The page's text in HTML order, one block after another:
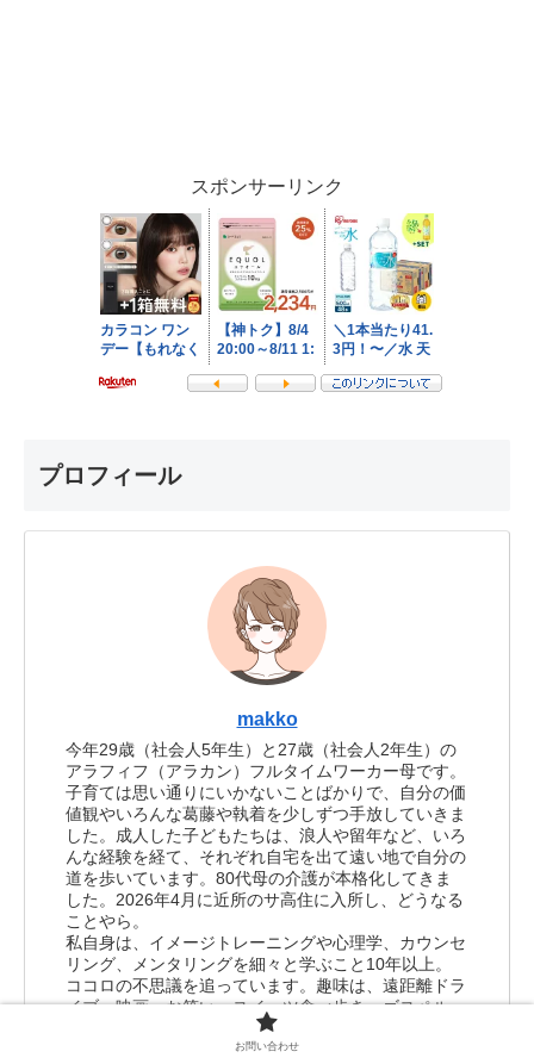
スポンサーリンク
プロフィール
makko
今年29歳（社会人5年生）と27歳（社会人2年生）の
アラフィフ（アラカン）フルタイムワーカー母です。
子育ては思い通りにいかないことばかりで、自分の価
値観やいろんな葛藤や執着を少しずつ手放していきま
した。成人した子どもたちは、浪人や留年など、いろ
んな経験を経て、それぞれ自宅を出て遠い地で自分の
道を歩いています。80代母の介護が本格化してきま
した。2026年4月に近所のサ高住に入所し、どうなる
ことやら。
私自身は、イメージトレーニングや心理学、カウンセ
リング、メンタリングを細々と学ぶこと10年以上。
ココロの不思議を追っています。趣味は、遠距離ドラ
イブ、映画、お笑い、スイーツ食べ歩き、ゴスペル、
読書、等々。関心ごとは、ダイエット（2024年度に
15キロ減量に成功！）、投資（FP3級、簿記３級必死
お問い合わせ